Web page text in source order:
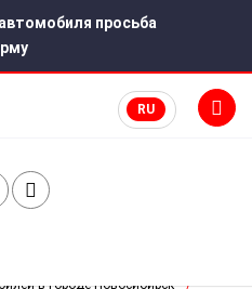
просьба
RU
в городе Новосибирск